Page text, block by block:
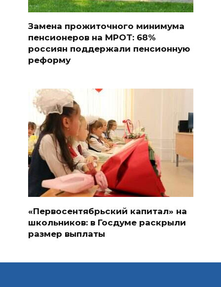
Замена прожиточного минимума
пенсионеров на МРОТ: 68%
россиян поддержали пенсионную
реформу
«Первосентябрьский капитал» на
школьников: в Госдуме раскрыли
размер выплаты